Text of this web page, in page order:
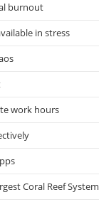
burnout
in stress
work hours
Coral Reef System